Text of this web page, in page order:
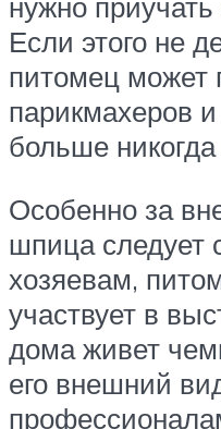
Если этого не
питомец может
парикмахеров
больше никогда
Особенно за
шпица следует
хозяевам,
участвует в
дома живет
его внешний